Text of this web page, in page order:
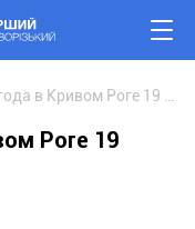
Роге 19